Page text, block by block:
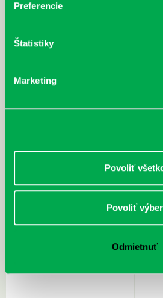
Preferencie
Štatistiky
Marketing
Povoliť
Povoliť výber
Odmietnuť
nezastaviteľný
Sprievodca po hviezdnej oblohe